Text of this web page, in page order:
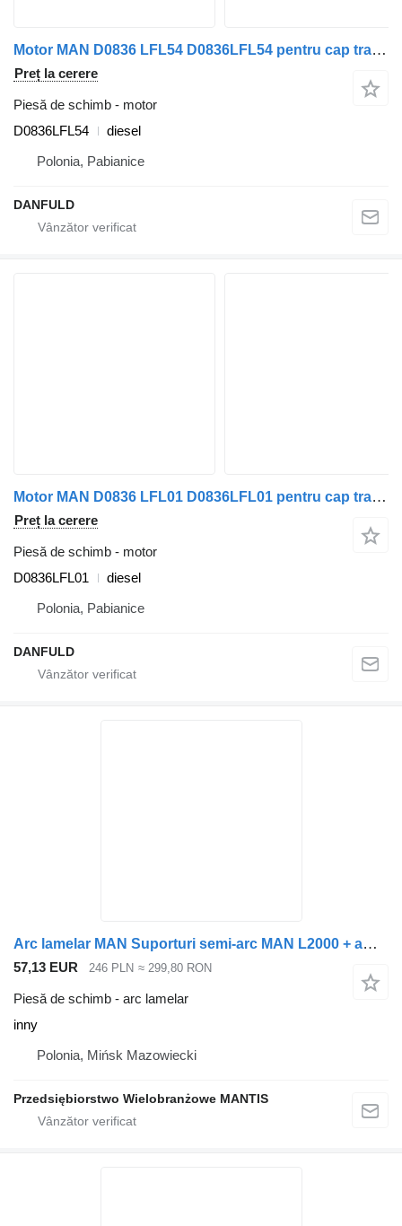
Motor MAN D0836 LFL54 D0836LFL54 pentru cap tractor MAN TGL, TGM, M2000, L2000
Preț la cerere
Piesă de schimb - motor
D0836LFL54
diesel
Polonia, Pabianice
DANFULD
Motor MAN D0836 LFL01 D0836LFL01 pentru cap tractor MAN TGL, TGM, M2000, L2000
Preț la cerere
Piesă de schimb - motor
D0836LFL01
diesel
Polonia, Pabianice
DANFULD
Arc lamelar MAN Suporturi semi-arc MAN L2000 + amortizoare stânga/dreapta inny pentru cap tractor
57,13 EUR 246 PLN ≈ 299,80 RON
Piesă de schimb - arc lamelar
inny
Polonia, Mińsk Mazowiecki
Przedsiębiorstwo Wielobranżowe MANTIS